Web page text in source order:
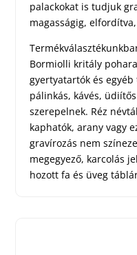
palackokat is tudjuk
magasságig,
Bormiolli kritály
gyertyatartók és
pálinkás, kávés,
szerepelnek. Réz
kaphatók, arany vagy
gravírozás nem
megegyező, karcolás
hozott fa és üveg